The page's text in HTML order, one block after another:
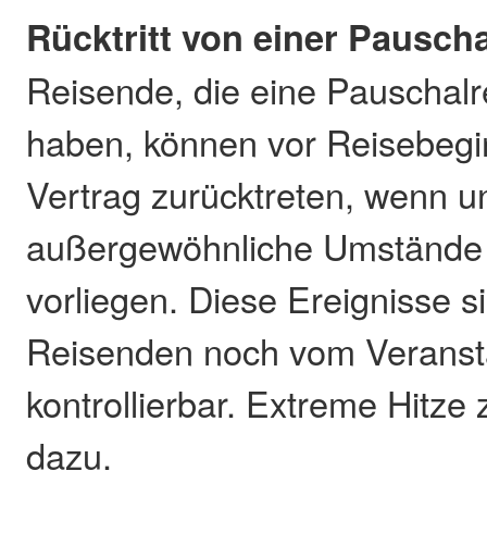
Rücktritt von einer
Reisende, die eine
haben, können vor
Vertrag zurücktreten, wenn
außergewöhnliche
vorliegen. Diese Ereignisse
Reisenden noch vom
kontrollierbar. Extreme Hitze
dazu.